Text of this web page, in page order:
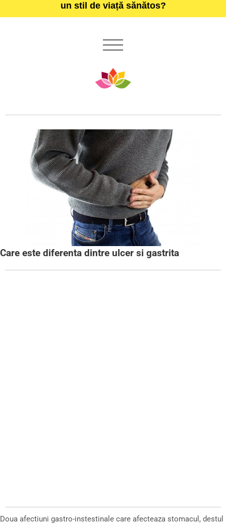
un stil de viață sănătos?
Care este diferenta dintre ulcer si gastrita
Doua afectiuni gastro-instestinale care afecteaza stomacul, destul